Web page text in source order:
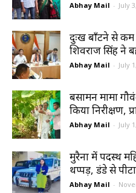
Abhay Mail - July
दुःख बाँटने से
शिवराज सिंह ने
Abhay Mail - July
बसामन मामा
किया निरीक्षण,
Abhay Mail - July
मुरैना में पदस्थ
थप्पड़, डंडे से पीटा
Abhay Mail -